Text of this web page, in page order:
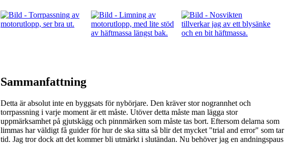
Sammanfattning
Detta är absolut inte en byggsats för nybörjare. Den kräver stor nogrannhet och
torrpassning i varje moment är ett måste. Utöver detta måste man lägga stor
uppmärksamhet på gjutskägg och pinnmärken som måste tas bort. Eftersom delarna som
limmas har väldigt få guider för hur de ska sitta så blir det mycket "trial and error" som tar
tid. Jag tror dock att det kommer bli utmärkt i slutändan. Nu behöver jag en andningspaus